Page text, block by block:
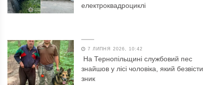
електроквадроциклі
7 ЛИПНЯ 2026, 10:42
На Тернопільщині службовий пес
знайшов у лісі чоловіка, який безвісти
зник